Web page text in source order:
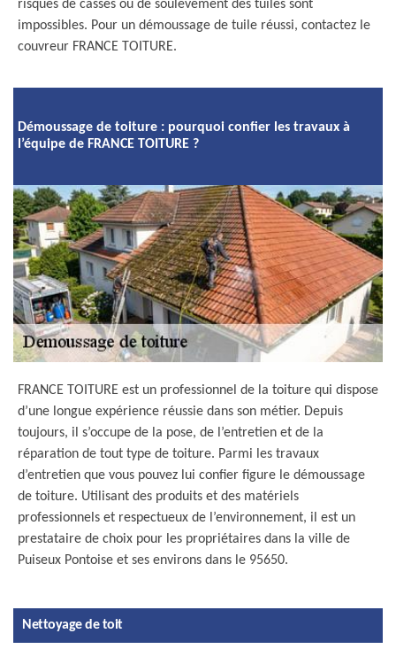
risques de casses ou de soulèvement des tuiles sont
impossibles. Pour un démoussage de tuile réussi, contactez le
couvreur FRANCE TOITURE.
Démoussage de toiture : pourquoi confier les travaux à
l’équipe de FRANCE TOITURE ?
FRANCE TOITURE est un professionnel de la toiture qui dispose
d’une longue expérience réussie dans son métier. Depuis
toujours, il s’occupe de la pose, de l’entretien et de la
réparation de tout type de toiture. Parmi les travaux
d’entretien que vous pouvez lui confier figure le démoussage
de toiture. Utilisant des produits et des matériels
professionnels et respectueux de l’environnement, il est un
prestataire de choix pour les propriétaires dans la ville de
Puiseux Pontoise et ses environs dans le 95650.
Nettoyage de toit